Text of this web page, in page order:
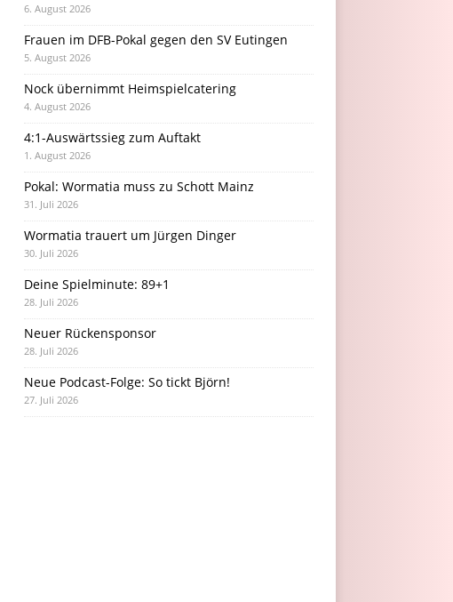
6. August 2026
Frauen im DFB-Pokal gegen den SV Eutingen
5. August 2026
Nock übernimmt Heimspielcatering
4. August 2026
4:1-Auswärtssieg zum Auftakt
1. August 2026
Pokal: Wormatia muss zu Schott Mainz
31. Juli 2026
Wormatia trauert um Jürgen Dinger
30. Juli 2026
Deine Spielminute: 89+1
28. Juli 2026
Neuer Rückensponsor
28. Juli 2026
Neue Podcast-Folge: So tickt Björn!
27. Juli 2026